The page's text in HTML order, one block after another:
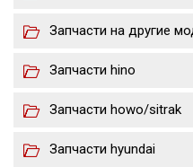
Запчасти на другие
Запчасти hino
Запчасти howo/sitrak
Запчасти hyundai